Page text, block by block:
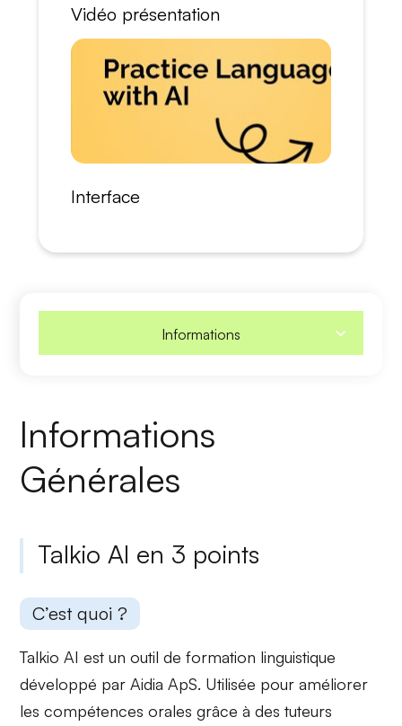
Vidéo présentation
Interface
Informations
Informations
Générales
Talkio AI en 3 points
C’est quoi ?
Talkio AI est un outil de formation linguistique
développé par Aidia ApS. Utilisée pour améliorer
les compétences orales grâce à destuteurs